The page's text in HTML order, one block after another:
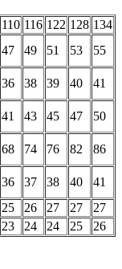
110 116 122 128 134
47 49 51 53
55
36 38 39 40
41
41 43 45 47
50
68 74 76 82
86
36 37 38 40
41
25 26 27 27
27
23 24 24 25 26